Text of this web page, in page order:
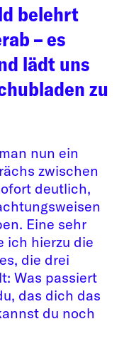
belehrt
– es
lädt uns
zu
nun ein
zwischen
deutlich,
Eine sehr
ich hierzu die
die drei
Was passiert
das dich das
du noch